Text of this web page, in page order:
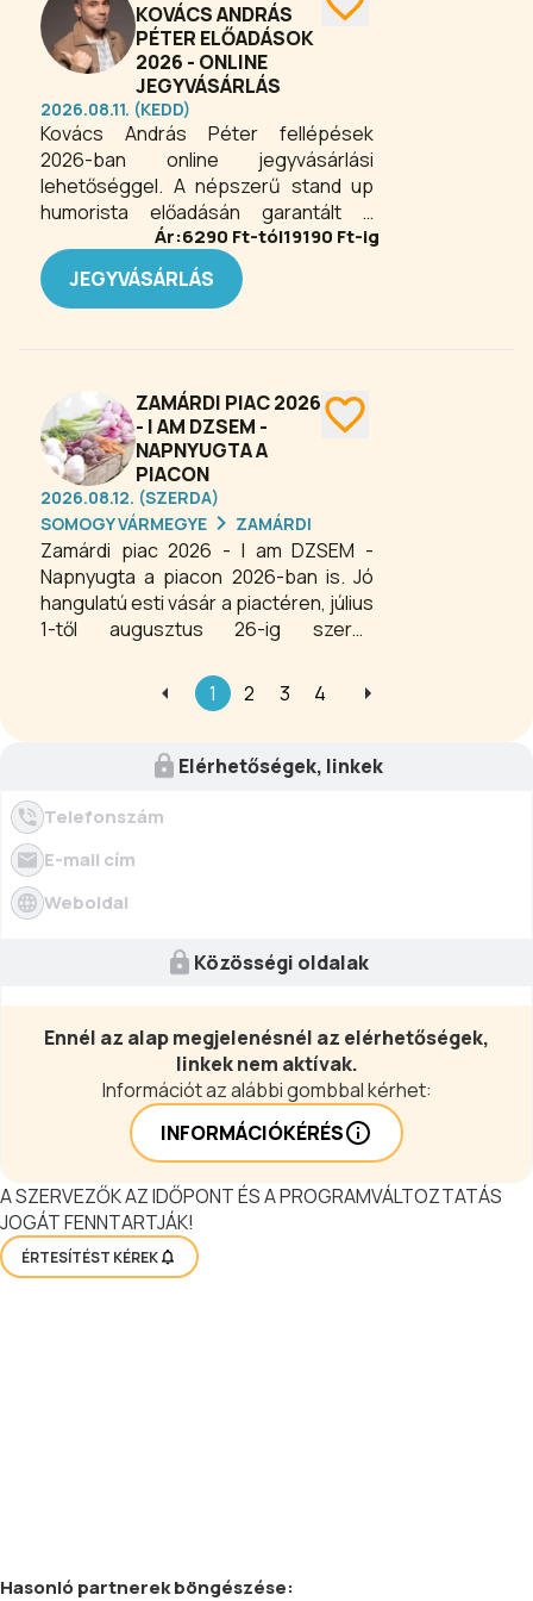
KOVÁCS ANDRÁS
PÉTER ELŐADÁSOK
2026 - ONLINE
JEGYVÁSÁRLÁS
2026.08.11. (KEDD)
Kovács András Péter fellépések
2026-ban online jegyvásárlási
lehetőséggel. A népszerű stand up
humorista előadásán garantált a
nevetés és a szórakozás! Egy Földön
járó művész, aki realista álmodozó. Az
ember, akit a sors és Litkai Gergely is
humoristának szánt. Senki nem tudja
nála több nyelven elmondani a híres
Ár:6290 Ft-tól19190 Ft-ig
JEGYVÁSÁRLÁS
ZAMÁRDI PIAC 2026
- I AM DZSEM -
NAPNYUGTA A
PIACON
2026.08.12. (SZERDA)
SOMOGY VÁRMEGYE
ZAMÁRDI
Zamárdi piac 2026 - I am DZSEM -
Napnyugta a piacon 2026-ban is. Jó
hangulatú esti vásár a piactéren, július
1-től augusztus 26-ig szerda
Friss gyümölcsök, finom szörpök a
helyi termék, dél-balatoni borok a
egyetek, igyatok, érezzétek jól
magatokat napnyugta után a Zamárdi
termelői piacon.
1 2 3 4
Elérhetőségek, linkek
Telefonszám
E-mail cím
Weboldal
Közösségi oldalak
Ennél az alap megjelenésnél az elérhetőségek,
linkek nem aktívak.
Információt az alábbi gombbal kérhet:
INFORMÁCIÓKÉRÉS
A SZERVEZŐK AZ IDŐPONT ÉS A PROGRAMVÁLTOZTATÁS
JOGÁT FENNTARTJÁK!
ÉRTESÍTÉST KÉREK
Hasonló partnerekböngészése: